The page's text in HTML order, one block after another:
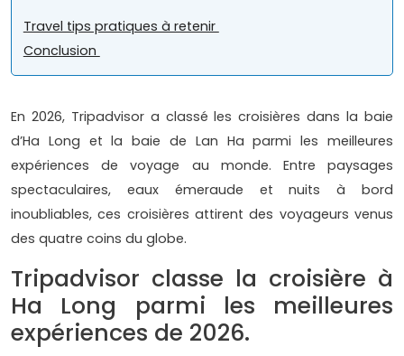
Travel tips pratiques à retenir
Conclusion
En 2026, Tripadvisor a classé les croisières dans la baie
d’Ha Long et la baie de Lan Ha parmi les meilleures
expériences de voyage au monde. Entre paysages
spectaculaires, eaux émeraude et nuits à bord
inoubliables, ces croisières attirent des voyageurs venus
des quatre coins du globe.
Tripadvisor classe la croisière à
Ha Long parmi les meilleures
expériences de 2026.